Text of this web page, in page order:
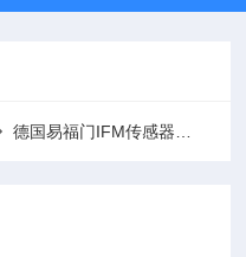
德国易福门IFM传感器